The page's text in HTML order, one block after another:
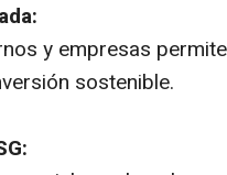
y empresas
sostenible.